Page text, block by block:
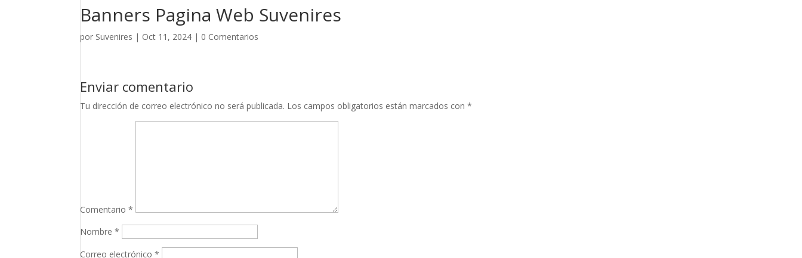
Banners Pagina Web Suvenires
por Suvenires | Oct 11, 2024 | 0 Comentarios
Enviar comentario
Tu dirección de correo electrónico no será publicada. Los campos obligatorios están marcados con*
Comentario*
Nombre*
Correo electrónico*